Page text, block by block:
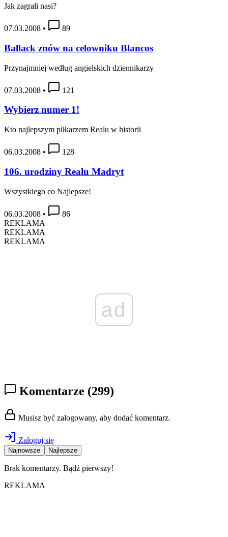
Jak zagrali nasi?
07.03.2008 • 89
Ballack znów na celowniku Blancos
Przynajmniej według angielskich dziennikarzy
07.03.2008 • 121
Wybierz numer 1!
Kto najlepszym piłkarzem Realu w historii
06.03.2008 • 128
106. urodziny Realu Madryt
Wszystkiego co Najlepsze!
06.03.2008 •
86
REKLAMA
REKLAMA
REKLAMA
ad
Komentarze (299)
Musisz być zalogowany, aby dodać komentarz.
Zaloguj się
Najnowsze Najlepsze
Brak komentarzy. Bądź pierwszy!
REKLAMA